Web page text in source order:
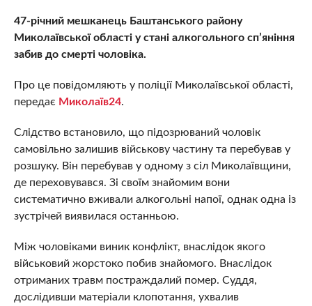
47-річний мешканець Баштанського району
Миколаївської області у стані алкогольного сп’яніння
забив до смерті чоловіка.
Про це повідомляють у поліції Миколаївської області,
передає Миколаїв24.
Слідство встановило, що підозрюваний чоловік
самовільно залишив військову частину та перебував у
розшуку. Він перебував у одному з сіл Миколаївщини,
де переховувався. Зі своїм знайомим вони
систематично вживали алкогольні напої, однак одна із
зустрічей виявилася останньою.
Між чоловіками виник конфлікт, внаслідок якого
військовий жорстоко побив знайомого. Внаслідок
отриманих травм постраждалий помер. Суддя,
дослідивши матеріали клопотання, ухвалив